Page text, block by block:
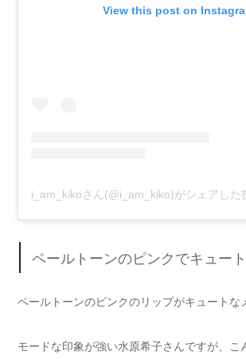
View this post on
i_am_kikoさん(@i_am_kiko)がシェアした
ペールトーンのピンクでキュー
ペールトーンのピンクのリップがキュートな
モードな印象が強い水原希子さんですが、こ